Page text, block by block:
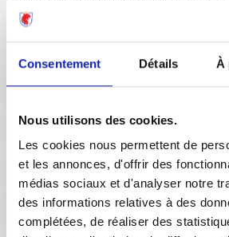
Consentement Détails À
Nous utilisons des cookies.
Les cookies nous permettent de
et les annonces, d'offrir des
médias sociaux et d'analyser notre
des informations relatives à des
complétées, de réaliser des
Le calendrier de la saison 2026-
08 JUIN 2026
Inside - OL Lyonnes : De la
finale du championnat !